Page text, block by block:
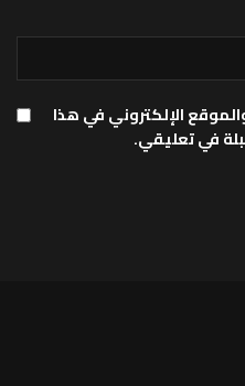
الإلكتروني في هذا
في تعليقي.